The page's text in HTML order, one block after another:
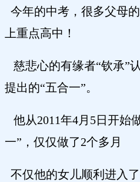
今年的中考，很多父母
上重点高中！
慈悲心的有缘者“钦承”
提出的“五合一”。
他从2011年4月5日开始
一”，仅仅做了2个多月
不仅他的女儿顺利进入